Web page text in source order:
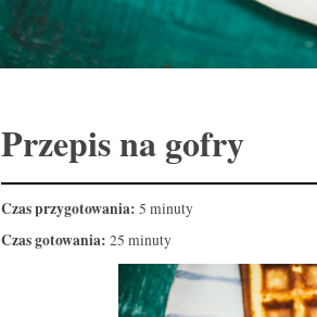
Przepis na gofry
Czas przygotowania: 5 minuty
Czas gotowania: 25 minuty